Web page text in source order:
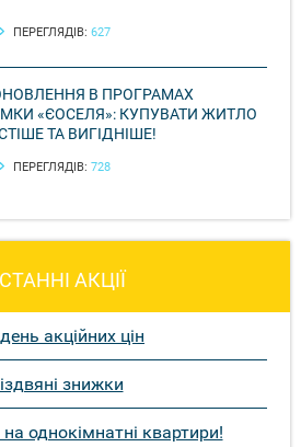
ПЕРЕГЛЯДІВ: 627
В ПРОГРАМАХ
«ЄОСЕЛЯ»: КУПУВАТИ ЖИТЛО
ТА ВИГІДНІШЕ!
ПЕРЕГЛЯДІВ: 728
АКЦІЇ
акційних цін
знижки
однокімнатні квартири!